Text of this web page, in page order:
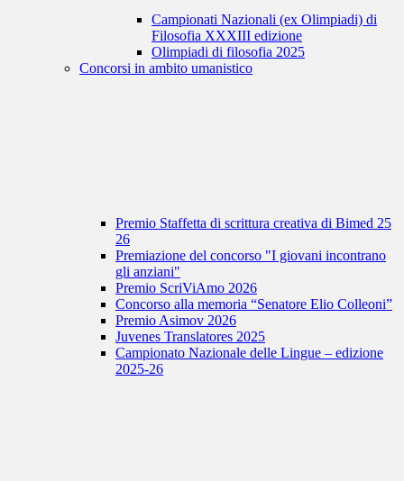
Campionati Nazionali (ex Olimpiadi) di
Filosofia XXXIII edizione
Olimpiadi di filosofia 2025
Concorsi in ambito umanistico
Premio Staffetta di scrittura creativa di Bimed 25
26
Premiazione del concorso "I giovani incontrano
gli anziani"
Premio ScriViAmo 2026
Concorso alla memoria “Senatore Elio Colleoni”
Premio Asimov 2026
Juvenes Translatores 2025
Campionato Nazionale delle Lingue – edizione
2025-26